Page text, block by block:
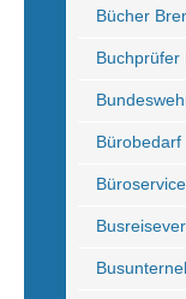
Bücher
Buchprüfer